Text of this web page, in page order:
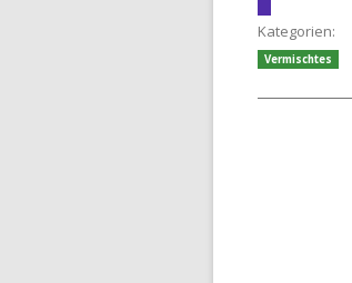
Kategorien:
Vermischtes